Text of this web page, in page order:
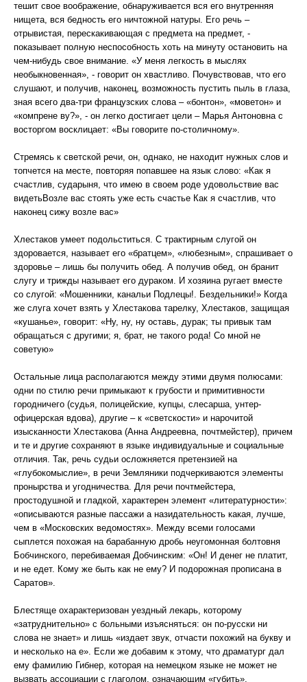
тешит свое воображение, обнаруживается вся его внутренняя
нищета, вся бедность его ничтожной натуры. Его речь –
отрывистая, перескакивающая с предмета на предмет, -
показывает полную неспособность хоть на минуту остановить на
чем-нибудь свое внимание. «У меня легкость в мыслях
необыкновенная», - говорит он хвастливо. Почувствовав, что его
слушают, и получив, наконец, возможность пустить пыль в глаза,
зная всего два-три французских слова – «бонтон», «моветон» и
«компрене ву?», - он легко достигает цели – Марья Антоновна с
восторгом восклицает: «Вы говорите по-столичному».
Стремясь к светской речи, он, однако, не находит нужных слов и
топчется на месте, повторяя попавшее на язык слово: «Как я
счастлив, сударыня, что имею в своем роде удовольствие вас
видетьВозле вас стоять уже есть счастье Как я счастлив, что
наконец сижу возле вас»
Хлестаков умеет подольститься. С трактирным слугой он
здоровается, называет его «братцем», «любезным», спрашивает о
здоровье – лишь бы получить обед. А получив обед, он бранит
слугу и трижды называет его дураком. И хозяина ругает вместе
со слугой: «Мошенники, канальи Подлецы!. Бездельники!» Когда
же слуга хочет взять у Хлестакова тарелку, Хлестаков, защищая
«кушанье», говорит: «Ну, ну, ну оставь, дурак; ты привык там
обращаться с другими; я, брат, не такого рода! Со мной не
советую»
Остальные лица располагаются между этими двумя полюсами:
одни по стилю речи примыкают к грубости и примитивности
городничего (судья, полицейские, купцы, слесарша, унтер-
офицерская вдова), другие – к «светскости» и нарочитой
изысканности Хлестакова (Анна Андреевна, почтмейстер), причем
и те и другие сохраняют в языке индивидуальные и социальные
отличия. Так, речь судьи осложняется претензией на
«глубокомыслие», в речи Земляники подчеркиваются элементы
пронырства и угодничества. Для речи почтмейстера,
простодушной и гладкой, характерен элемент «литературности»:
«описываются разные пассажи а назидательность какая, лучше,
чем в «Московских ведомостях». Между всеми голосами
сыплется похожая на барабанную дробь неугомонная болтовня
Бобчинского, перебиваемая Добчинским: «Он! И денег не платит,
и не едет. Кому же быть как не ему? И подорожная прописана в
Саратов».
Блестяще охарактеризован уездный лекарь, которому
«затруднительно» с больными изъясняться: он по-русски ни
слова не знает» и лишь «издает звук, отчасти похожий на букву и
и несколько на е». Если же добавим к этому, что драматург дал
ему фамилию Гибнер, которая на немецком языке не может не
вызвать ассоциации с глаголом, означающим «губить»,